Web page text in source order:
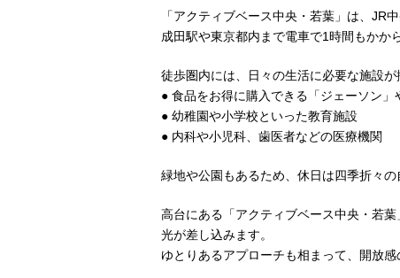
「アクティブベース中央・若葉」は、JR
成田駅や東京都内まで電車で1時間もかか
徒歩圏内には、日々の生活に必要な施設が
● 食品をお得に購入できる「ジェーソン」
● 幼稚園や小学校といった教育施設
● 内科や小児科、歯医者などの医療機関
緑地や公園もあるため、休日は四季折々
高台にある「アクティブベース中央・若
光が差し込みます。
ゆとりあるアプローチも相まって、開放